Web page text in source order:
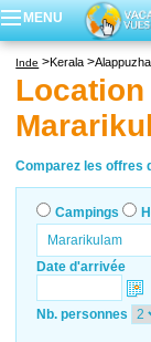
MENU
Inde Kerala Alappuzha
Comparez les offres
Campings
Date d'arrivée
Nb. personnes